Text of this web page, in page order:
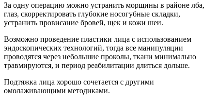
За одну операцию можно устранить морщины в районе лба,
глаз, скорректировать глубокие носогубные складки,
устранить провисание бровей, щек и кожи шеи.
Возможно проведение пластики лица с использованием
эндоскопических технологий, тогда все манипуляции
проводятся через небольшие проколы, ткани минимально
травмируются, и период реабилитации длиться дольше.
Подтяжка лица хорошо сочетается с другими
омолаживающими методиками.